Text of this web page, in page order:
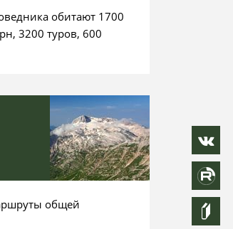
обитают 1700
3200 туров, 600
общей